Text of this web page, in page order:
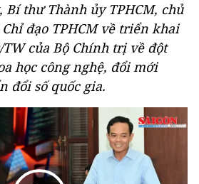
thư Thành ủy TPHCM, chủ
đạo TPHCM về triển khai
của Bộ Chính trị về đột
học công nghệ, đổi mới
đổi số quốc gia.